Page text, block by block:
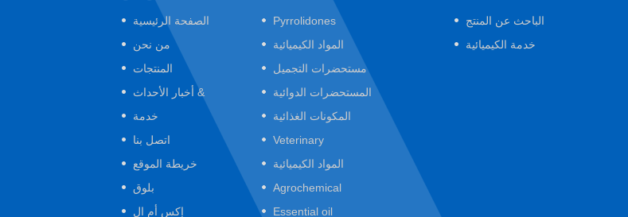
الصفحة الرئيسية
من نحن
المنتجات
أخبار الأحداث &
خدمة
اتصل بنا
خريطة الموقع
بلوق
إكس أم ال
Pyrrolidones
المواد الكيميائية
مستحضرات التجميل
المستحضرات الدوائية
المكونات الغذائية
Veterinary
المواد الكيميائية
Agrochemical
Essential oil
الباحث عن المنتج
خدمة الكيميائية